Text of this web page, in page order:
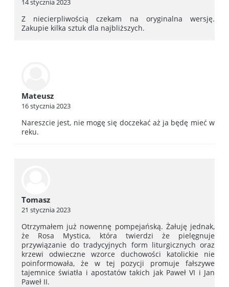
14 stycznia 2023
Z niecierpliwością czekam na oryginalna wersję.
Zakupie kilka sztuk dla najbliższych.
Mateusz
16 stycznia 2023
Nareszcie jest, nie mogę się doczekać aż ja będę mieć w
reku.
Tomasz
21 stycznia 2023
Otrzymałem już nowennę pompejańską. Żałuję jednak,
że Rosa Mystica, która twierdzi że pielęgnuje
przywiązanie do tradycyjnych form liturgicznych oraz
krzewi odwieczne wzorce duchowości katolickie nie
poinformowała, że w tej pozycji promuje fałszywe
tajemnice światła i apostatów takich jak Paweł VI i Jan
Paweł II.